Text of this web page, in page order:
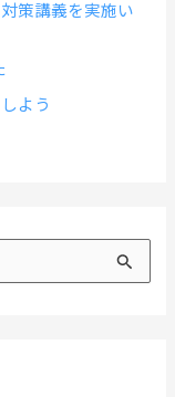
策講義を実施い
よう